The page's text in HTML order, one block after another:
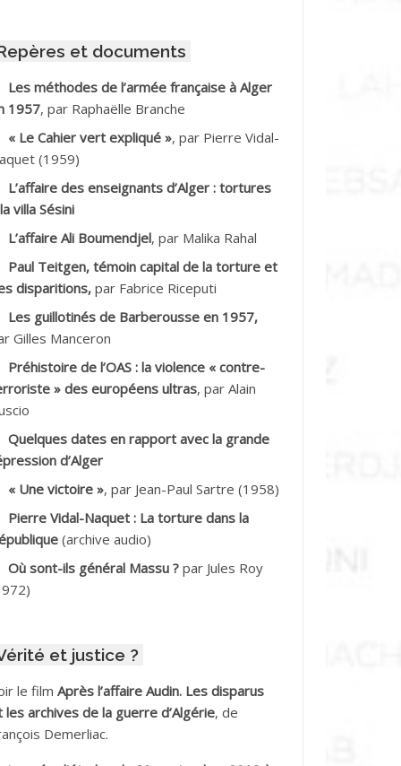
Salah
M.*
Ali
Tahar
Ramdane *
Baghdad*
Boualem*
Rachid
Omar
Vve AIT SAADA
Mohamed Akli
et documents
Les méthodes de l’armée française à Alger
1957, par Raphaëlle Branche
« Le Cahier vert expliqué », par Pierre Vidal-
(1959)
L’affaire des enseignants d’Alger : tortures
villa Sésini
L’affaire Ali Boumendjel, par Malika Rahal
Paul Teitgen, témoin capital de la torture et
disparitions, par Fabrice Riceputi
Les guillotinés de Barberousse en 1957,
Gilles Manceron
Préhistoire de l’OAS : la violence « contre-
» des européens ultras, par Alain
Quelques dates en rapport avec la grande
d’Alger
« Une victoire », par Jean-Paul Sartre (1958)
Pierre Vidal-Naquet : La torture dans la
(archive audio)
Où sont-ils général Massu ? par Jules Roy
et justice ?
le film Après l’affaire Audin. Les disparus
les archives de la guerre d’Algérie, de
Demerliac.